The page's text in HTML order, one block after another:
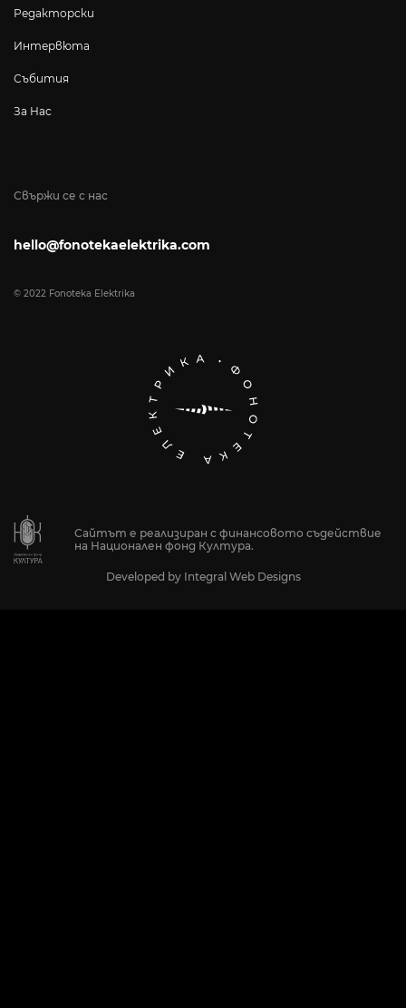
Свържи се с нас
hello@fonotekaelektrika.com
© 2022 Fonoteka Elektrika
Редакторски
Интервюта
Събития
За Нас
Сайтът е реализиран с финансовото съдействие
на Национален фонд Култура.
Developed by Integral Web Designs